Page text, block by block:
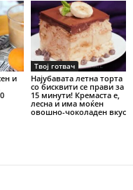
и
Твој готвач
Најубавата летна торта
со бисквити се прави за
15 минути! Кремаста е,
лесна и има моќен
овошно-чоколаден вкус